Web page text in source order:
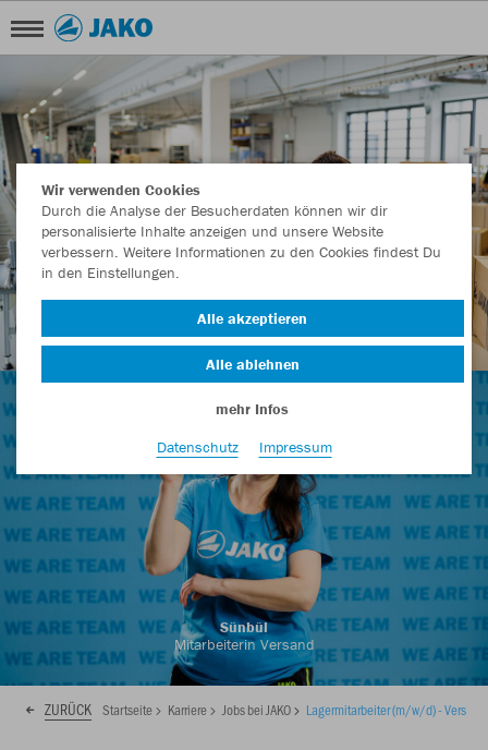
Sünbül
Mitarbeiterin Versand
ZURÜCK Startseite Karriere Jobs bei JAKO Lagermitarbeiter (m/w/d) - Versand
Wir verwenden Cookies
Durch die Analyse der Besucherdaten können wir dir
personalisierte Inhalte anzeigen und unsere Website
verbessern. Weitere Informationen zu den Cookies findest Du
in den Einstellungen.
Alle akzeptieren
Alle ablehnen
mehr Infos
Datenschutz
Impressum